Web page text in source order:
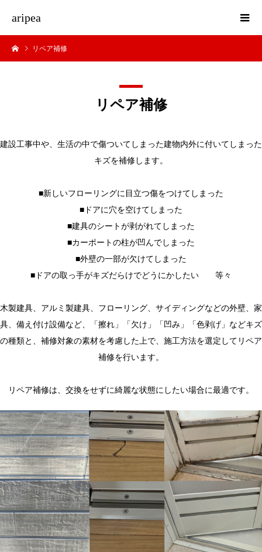
aripea
リペア補修
リペア補修
建設工事中や、生活の中で傷ついてしまった建物内外に付いてしまった
キズを補修します。
■新しいフローリングに目立つ傷をつけてしまった
■ドアに穴を空けてしまった
■建具のシートが剥がれてしまった
■カーポートの柱が凹んでしまった
■外壁の一部が欠けてしまった
■ドアの取っ手がキズだらけでどうにかしたい 等々
木製建具、アルミ製建具、フローリング、サイディングなどの外壁、家
具、備え付け設備など、「擦れ」「欠け」「凹み」「色剥げ」などキズ
の種類と、補修対象の素材を考慮した上で、施工方法を選定してリペア
補修を行います。
リペア補修は、交換をせずに綺麗な状態にしたい場合に最適です。